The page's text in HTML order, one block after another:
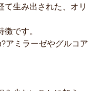
て生み出された、オリ
です。
アミラーゼやグルコア